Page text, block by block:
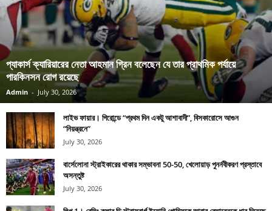
প্যাকার্স ক্যারিয়ারের নেতা আহমান গ্রিন বলেছেন যে তার প্রাথমিক পর্যায়ে
পারকিনসন রোগ রয়েছে
Admin - July 30, 2026
লাইভ ফায়ার। গিরোন্ডে “প্রথম দিন একটু আশাবাদী”, বিসকারোসে আগুন
“নিয়ন্ত্রনে”
July 30, 2026
বার্সেলোনা স্ট্রাইকারের থাকার সম্ভাবনা 50-50, খেলোয়াড় পুনর্নবীকরণ প্রস্তাবে
অসন্তুষ্ট
July 30, 2026